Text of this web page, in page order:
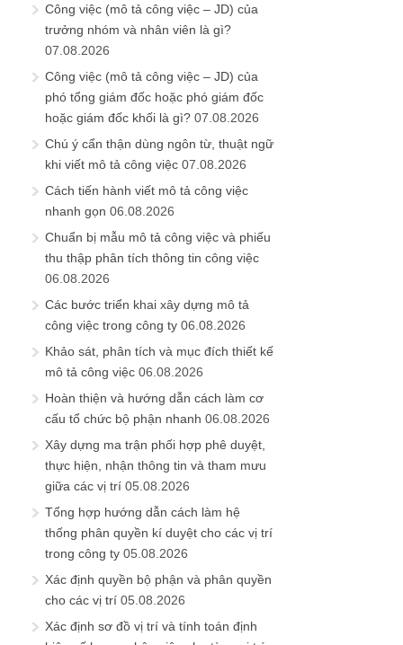
Công việc (mô tả công việc – JD) của
trưởng nhóm và nhân viên là gì?
07.08.2026
Công việc (mô tả công việc – JD) của
phó tổng giám đốc hoặc phó giám đốc
hoặc giám đốc khối là gì? 07.08.2026
Chú ý cẩn thận dùng ngôn từ, thuật ngữ
khi viết mô tả công việc 07.08.2026
Cách tiến hành viết mô tả công việc
nhanh gọn 06.08.2026
Chuẩn bị mẫu mô tả công việc và phiếu
thu thập phân tích thông tin công việc
06.08.2026
Các bước triển khai xây dựng mô tả
công việc trong công ty 06.08.2026
Khảo sát, phân tích và mục đích thiết kế
mô tả công việc 06.08.2026
Hoàn thiện và hướng dẫn cách làm cơ
cấu tổ chức bộ phận nhanh 06.08.2026
Xây dựng ma trận phối hợp phê duyệt,
thực hiện, nhận thông tin và tham mưu
giữa các vị trí 05.08.2026
Tổng hợp hướng dẫn cách làm hệ
thống phân quyền kí duyệt cho các vị trí
trong công ty 05.08.2026
Xác định quyền bộ phận và phân quyền
cho các vị trí 05.08.2026
Xác định sơ đồ vị trí và tính toán định